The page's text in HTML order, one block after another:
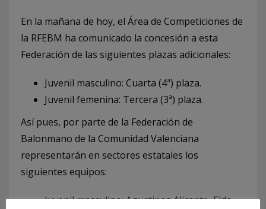
En la mañana de hoy, el Área de Competiciones de
la RFEBM ha comunicado la concesión a esta
Federación de las siguientes plazas adicionales:
Juvenil masculino: Cuarta (4ª) plaza.
Juvenil femenina: Tercera (3ª) plaza.
Así pues, por parte de la Federación de
Balonmano de la Comunidad Valenciana
representarán en sectores estatales los
siguientes equipos:
Juvenil masculino: Agustinos Alicante, Elda